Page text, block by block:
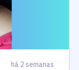
há 2 semanas